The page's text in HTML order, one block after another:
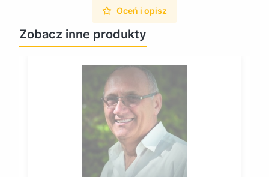
Oceń i opisz
Zobacz inne produkty